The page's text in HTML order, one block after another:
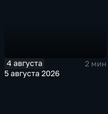
4 августа
2 мин
5 августа 2026